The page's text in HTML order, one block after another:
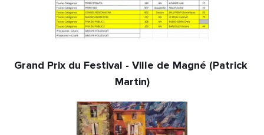
Grand Prix du Festival - Ville de Magné (Patrick
Martin)